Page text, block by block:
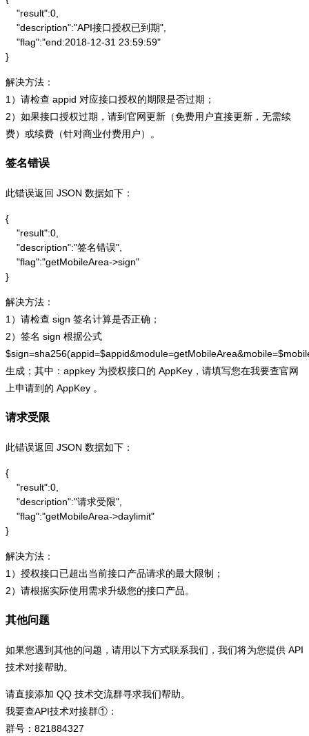
    "result":0,
    "description":"API接口授权已到期",
    "flag":"end:2018-12-31 23:59:59"
}
解决方法：
1）请检查 appid 对应接口授权的期限是否过期；
2）如果接口授权过期，请到官网更新（免费用户直接更新，无需续
费）或续费（针对商业付费用户）。
签名错误
此错误返回 JSON 数据如下：
{
    "result":0,
    "description":"签名错误",
    "flag":"getMobileArea->sign"
}
解决方法：
1）请检查 sign 签名计算是否正确；
2）签名 sign 根据公式
生成；其中：appkey 为授权接口的 AppKey，请填写您在我要查官网
上申请到的 AppKey 。
请求受限
此错误返回 JSON 数据如下：
{
    "result":0,
    "description":"请求受限",
    "flag":"getMobileArea->daylimit"
}
解决方法：
1）授权接口已超出当前接口产品请求的最大限制；
2）请根据实际使用需求升级您的接口产品。
其他问题
如果您遇到其他的问题，请用以下方式联系我们，我们将为您提供 API
技术对接帮助。
请直接添加 QQ 技术交流群寻求我们帮助。
我要查API技术对接群①：
群号：821884327